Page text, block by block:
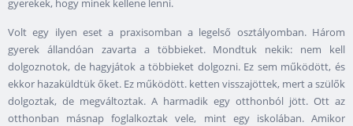
gyerekek, hogy minek kellene lenni.
Volt egy ilyen eset a praxisomban a legelső osztályomban. Három
gyerek állandóan zavarta a többieket. Mondtuk nekik: nem kell
dolgoznotok, de hagyjátok a többieket dolgozni. Ez sem működött, és
ekkor hazaküldtük őket. Ez működött. ketten visszajöttek, mert a szülők
dolgoztak, de megváltoztak. A harmadik egy otthonból jött. Ott az
otthonban másnap foglalkoztak vele, mint egy iskolában. Amikor